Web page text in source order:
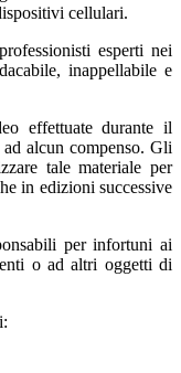
cellulari.
esperti nei
inappellabile e
effettuate durante il
alcun compenso. Gli
tale materiale per
in edizioni successive
per infortuni ai
o ad altri oggetti di